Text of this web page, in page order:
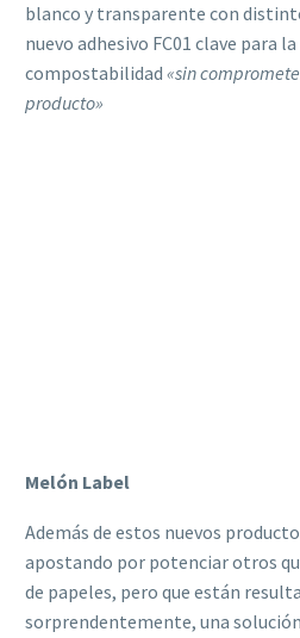
blanco y transparente con
nuevo adhesivo FC01 clave para
compostabilidad «sin
producto»
Melón Label
Además de estos nuevos
apostando por potenciar otros
de papeles, pero que están
sorprendentemente, una